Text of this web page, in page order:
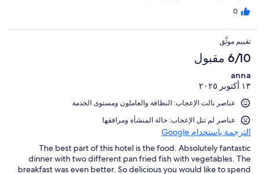
0
تقييم موثَّق
6/10 مقبول
anna
١٣ أكتوبر ٢٠٢٥
عناصر نالت الإعجاب: ⁦النظافة⁩ و⁦العاملون ومستوى الخدمة⁩
عناصر لم تنل الإعجاب: حالة المنشأة ومرافقها
الترجمة باستخدام Google
The best part of this hotel is the food. Absolutely fantastic
dinner with two different pan fried fish with vegetables. The
breakfast was even better. So delicious you would like to spend